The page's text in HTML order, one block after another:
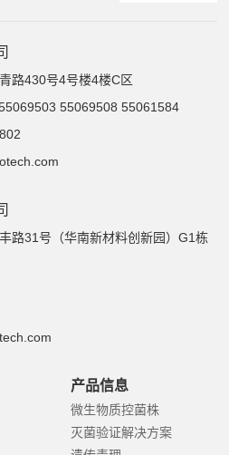
路430号4号楼4楼C区
55069508 55061584
路31号（华南新材料创新园）G1栋
产品信息
微生物质控菌株
灭菌验证解决方案